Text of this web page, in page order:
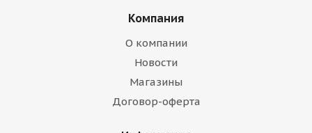
Компания
О компании
Новости
Магазины
Договор-оферта